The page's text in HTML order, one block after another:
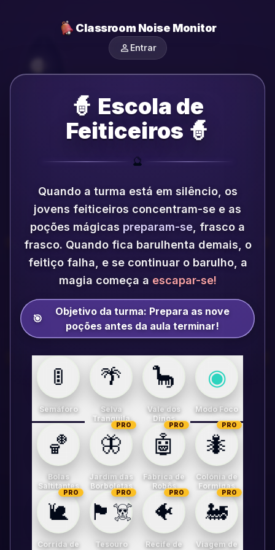
Classroom Noise Monitor
person Entrar
🧙 Escola de
Feiticeiros 🧙
🔮
Quando a turma está em silêncio, os
jovens feiticeiros concentram-se e as
poções mágicas preparam-se , frasco a
frasco. Quando fica barulhenta demais, o
feitiço falha, e se continuar o barulho, a
magia começa a escapar-se!
🎯
Objetivo da turma: Prepara as nove
poções antes da aula terminar!
🚦
Semáforo
🌴
Selva
Tranquila
🦕
Vale dos
Dinos
◉
Modo Foco
🏀
Bolas
Saltitantes
🦋
PRO
Jardim das
Borboletas
🤖
PRO
Fábrica de
Robôs
🐜
PRO
Colónia de
Formigas
🐌
PRO
Corrida de
🏴‍☠️
PRO
Tesouro
🐠
PRO
Recife de
🚂
PRO
Viagem de